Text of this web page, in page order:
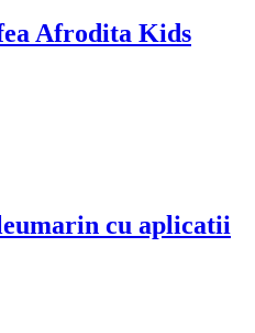
Afrodita Kids
cu aplicatii